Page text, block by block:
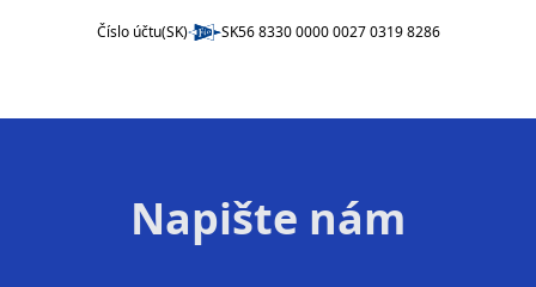
Číslo účtu(SK) SK56 8330 0000 0027 0319 8286
Napište nám